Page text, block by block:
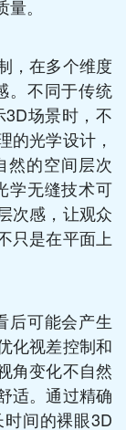
。
，在多个维度
。不同于传统
场景时，不
的光学设计，
然的空间层次
学无缝技术可
次感，让观众
只是在平面上
后可能会产生
化视差控制和
角变化不自然
适。通过精确
间的裸眼3D